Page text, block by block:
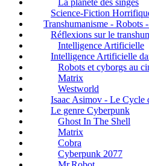
La planète des singes
Science-Fiction
Transhumanisme - Robots
Réflexions sur le
Intelligence Artificielle
Intelligence Artificielle
Robots et cyborgs au
Matrix
Westworld
Isaac Asimov - Le Cycle
Le genre Cyberpunk
Ghost In The Shell
Matrix
Cobra
Cyberpunk 2077